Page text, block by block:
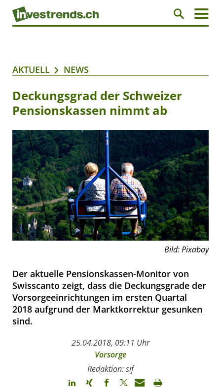
AKTUELL NEWS
Deckungsgrad der Schweizer
Pensionskassen nimmt ab
Bild: Pixabay
Der aktuelle Pensionskassen-Monitor von
Swisscanto zeigt, dass die Deckungsgrade der
Vorsorgeeinrichtungen im ersten Quartal
2018 aufgrund der Marktkorrektur gesunken
sind.
25.04.2018, 09:11 Uhr
Vorsorge
Redaktion: sif